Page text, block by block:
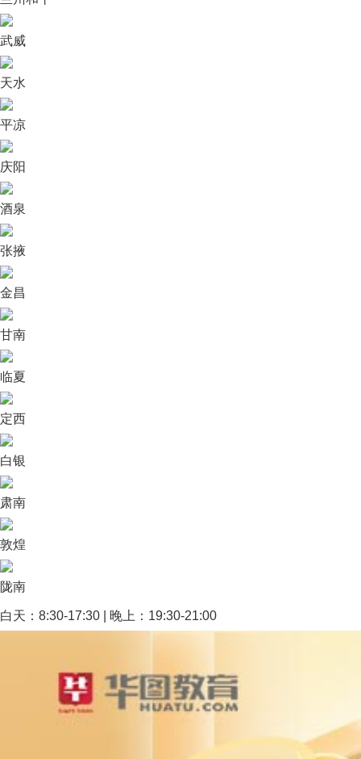
武威
天水
平凉
庆阳
酒泉
张掖
金昌
甘南
临夏
定西
白银
肃南
敦煌
陇南
白天：8:30-17:30 | 晚上：19:30-21:00